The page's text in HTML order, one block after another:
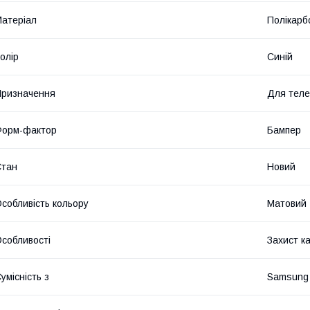
Синій
Для
фактор Бампер
Новий
кольору Матовий
Захист
з Samsung